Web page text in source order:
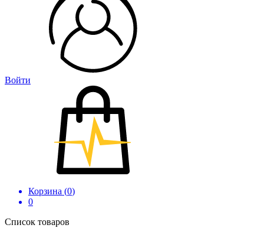
Войти
Корзина (0)
0
Список товаров